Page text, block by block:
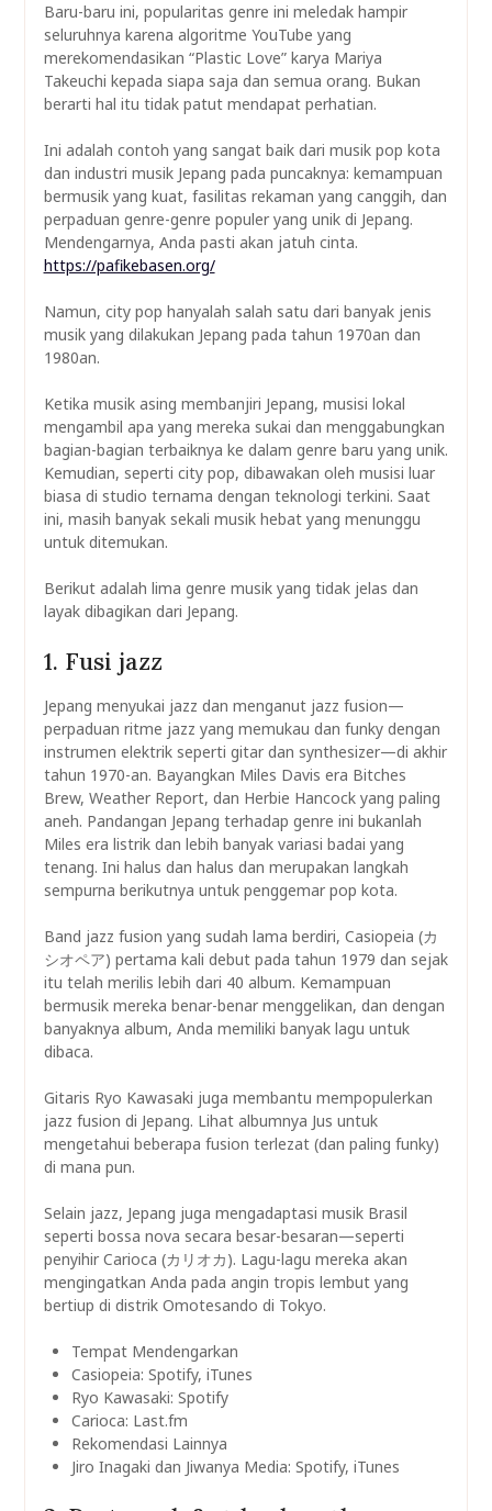
Baru-baru ini, popularitas genre ini meledak hampir
seluruhnya karena algoritme YouTube yang
merekomendasikan “Plastic Love” karya Mariya
Takeuchi kepada siapa saja dan semua orang. Bukan
berarti hal itu tidak patut mendapat perhatian.
Ini adalah contoh yang sangat baik dari musik pop kota
dan industri musik Jepang pada puncaknya: kemampuan
bermusik yang kuat, fasilitas rekaman yang canggih, dan
perpaduan genre-genre populer yang unik di Jepang.
Mendengarnya, Anda pasti akan jatuh cinta.
https://pafikebasen.org/
Namun, city pop hanyalah salah satu dari banyak jenis
musik yang dilakukan Jepang pada tahun 1970an dan
1980an.
Ketika musik asing membanjiri Jepang, musisi lokal
mengambil apa yang mereka sukai dan menggabungkan
bagian-bagian terbaiknya ke dalam genre baru yang unik.
Kemudian, seperti city pop, dibawakan oleh musisi luar
biasa di studio ternama dengan teknologi terkini. Saat
ini, masih banyak sekali musik hebat yang menunggu
untuk ditemukan.
Berikut adalah lima genre musik yang tidak jelas dan
layak dibagikan dari Jepang.
1. Fusi jazz
Jepang menyukai jazz dan menganut jazz fusion—
perpaduan ritme jazz yang memukau dan funky dengan
instrumen elektrik seperti gitar dan synthesizer—di akhir
tahun 1970-an. Bayangkan Miles Davis era Bitches
Brew, Weather Report, dan Herbie Hancock yang paling
aneh. Pandangan Jepang terhadap genre ini bukanlah
Miles era listrik dan lebih banyak variasi badai yang
tenang. Ini halus dan halus dan merupakan langkah
sempurna berikutnya untuk penggemar pop kota.
Band jazz fusion yang sudah lama berdiri, Casiopeia (カ
シオペア) pertama kali debut pada tahun 1979 dan sejak
itu telah merilis lebih dari 40 album. Kemampuan
bermusik mereka benar-benar menggelikan, dan dengan
banyaknya album, Anda memiliki banyak lagu untuk
dibaca.
Gitaris Ryo Kawasaki juga membantu mempopulerkan
jazz fusion di Jepang. Lihat albumnya Jus untuk
mengetahui beberapa fusion terlezat (dan paling funky)
di mana pun.
Selain jazz, Jepang juga mengadaptasi musik Brasil
seperti bossa nova secara besar-besaran—seperti
penyihir Carioca (カリオカ). Lagu-lagu mereka akan
mengingatkan Anda pada angin tropis lembut yang
bertiup di distrik Omotesando di Tokyo.
Tempat Mendengarkan
Casiopeia: Spotify, iTunes
Ryo Kawasaki: Spotify
Carioca: Last.fm
Rekomendasi Lainnya
Jiro Inagaki dan Jiwanya Media: Spotify, iTunes